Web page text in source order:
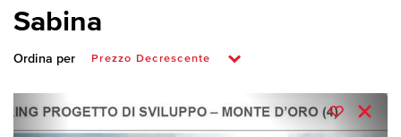
Sabina
Ordina per